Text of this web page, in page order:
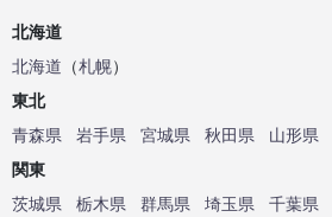
北海道
北海道 （札幌）
東北
青森県
岩手県 宮城県 秋田県 山形県
関東
茨城県
栃木県 群馬県 埼玉県 千葉県